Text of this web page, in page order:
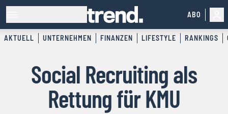
ABO
AKTUELL UNTERNEHMEN FINANZEN LIFESTYLE RANKINGS
Social Recruiting als
Rettung für KMU